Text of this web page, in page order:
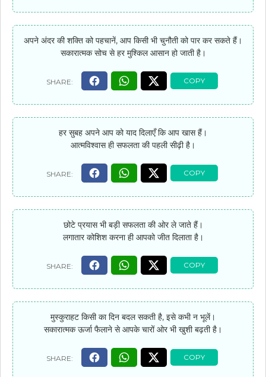
अपने अंदर की शक्ति को पहचानें, आप किसी भी चुनौती को पार कर सकते हैं।
सकारात्मक सोच से हर मुश्किल आसान हो जाती है।
हर सुबह अपने आप को याद दिलाएँ कि आप खास हैं।
आत्मविश्वास ही सफलता की पहली सीढ़ी है।
छोटे प्रयास भी बड़ी सफलता की ओर ले जाते हैं।
लगातार कोशिश करना ही आपको जीत दिलाता है।
मुस्कुराहट किसी का दिन बदल सकती है, इसे कभी न भूलें।
सकारात्मक ऊर्जा फैलाने से आपके चारों ओर भी खुशी बढ़ती है।